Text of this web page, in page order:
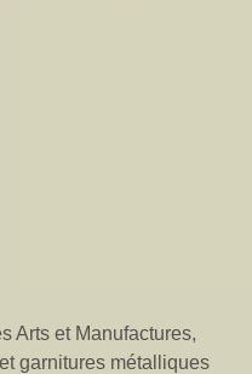
Arts et Manufactures,
garnitures métalliques